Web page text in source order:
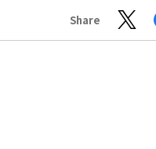
Share